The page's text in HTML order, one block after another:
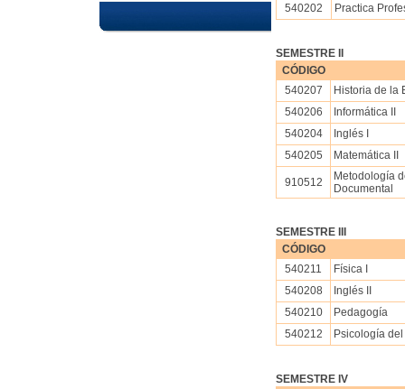
540202
Practica
SEMESTRE II
CÓDIGO
540207
Historia de la
540206
Informática II
540204
Inglés I
540205
Matemática II
910512
Metodología
Documental
SEMESTRE III
CÓDIGO
540211
Física I
540208
Inglés II
540210
Pedagogía
540212
Psicología
SEMESTRE IV